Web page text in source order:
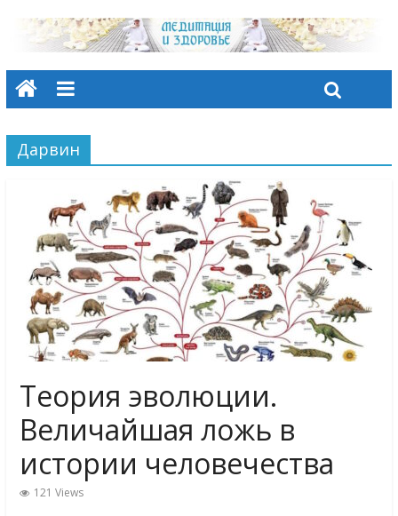
Дарвин
Теория эволюции.
Величайшая ложь в
истории человечества
121 Views